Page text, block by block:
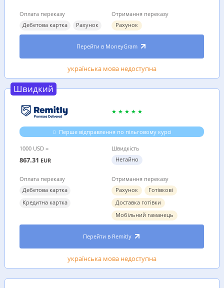
Оплата переказу
Дебетова картка
Рахунок
Отримання переказу
Рахунок
Перейти в MoneyGram
українська мова недоступна
Швидкий
Перше відправлення по пільговому курсі
1000 USD =
867.31 EUR
Швидкість
Негайно
Оплата переказу
Дебетова картка
Кредитна картка
Отримання переказу
Рахунок
Готівкові
Доставка готівки
Мобільний гаманець
Перейти в Remitly
українська мова недоступна